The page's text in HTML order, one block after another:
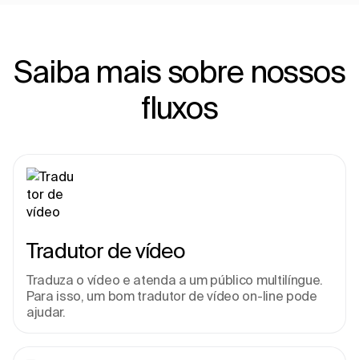
Saiba mais sobre nossos
fluxos
Tradutor de vídeo
Traduza o vídeo e atenda a um público multilíngue.
Para isso, um bom tradutor de vídeo on-line pode
ajudar.